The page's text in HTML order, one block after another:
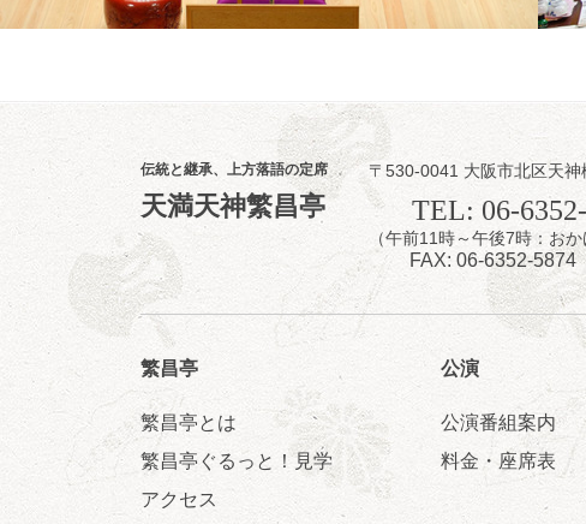
昼席：番組案内
桂二豆／露の瑞／桂
★菟道亭配信
夜 8 月9日（
らららのらくご会
桂雀太「まんじゅう
伝統と継承、上方落語の定席
天満天神繁昌亭
〒530-0041 大阪市北区天
TEL: 06-
（午前11時～午後7時：
FAX: 06-6352-5874
繁昌亭
繁昌亭とは
繁昌亭ぐるっと！見学
アクセス
公演
公演番組案内
料金・座席表